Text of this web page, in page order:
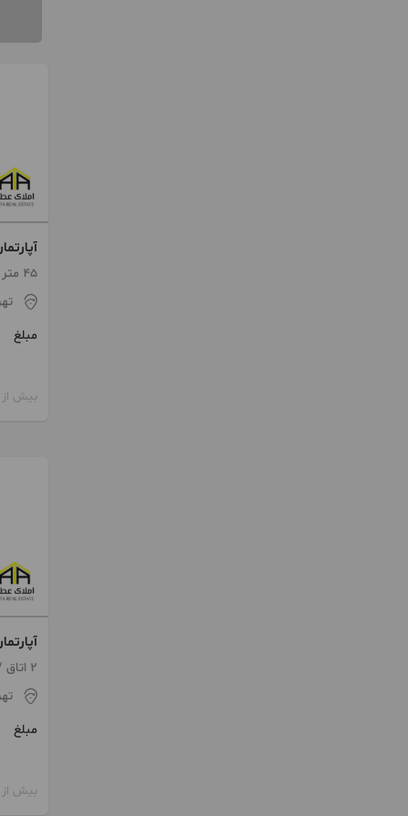
45 متر / 1 اتاق / طبقه 2
مبلغ
بیش از 12 ماه پیش
آپارتمان ۸۵ متری
2 اتاق / طبقه 3 / ساخت 1401
مبلغ
بیش از 12 ماه پیش